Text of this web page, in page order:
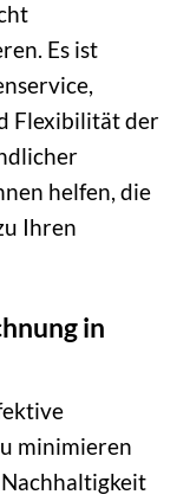
Es ist
Flexibilität der
helfen, die
Ihren
in
minimieren